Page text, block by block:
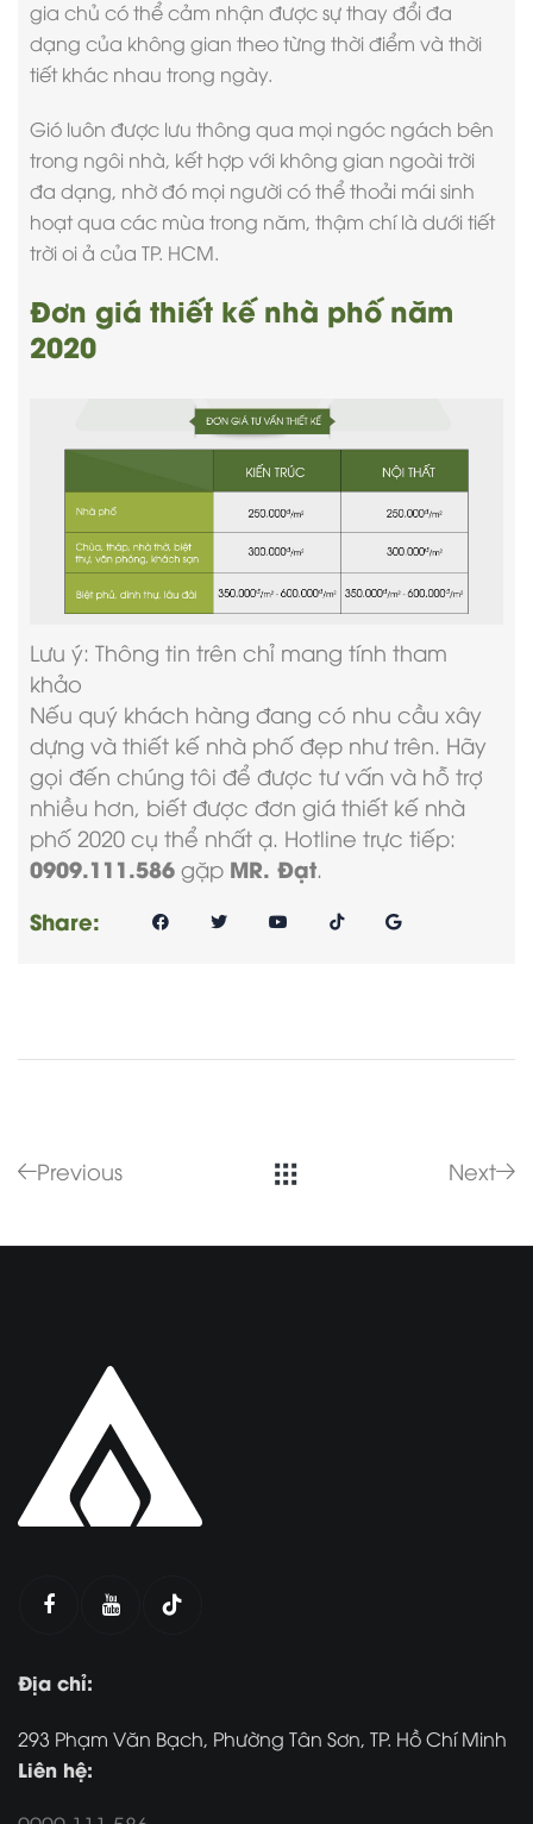
gia chủ có thể cảm nhận được sự thay đổi đa
dạng của không gian theo từng thời điểm và thời
tiết khác nhau trong ngày.
Gió luôn được lưu thông qua mọi ngóc ngách bên
trong ngôi nhà, kết hợp với không gian ngoài trời
đa dạng, nhờ đó mọi người có thể thoải mái sinh
hoạt qua các mùa trong năm, thậm chí là dưới tiết
trời oi ả của TP. HCM.
Đơn giá thiết kế nhà phố năm
2020
Lưu ý: Thông tin trên chỉ mang tính tham
khảo
Nếu quý khách hàng đang có nhu cầu xây
dựng và thiết kế nhà phố đẹp như trên. Hãy
gọi đến chúng tôi để được tư vấn và hỗ trợ
nhiều hơn, biết được đơn giá thiết kế nhà
phố 2020 cụ thể nhất ạ. Hotline trực tiếp:
0909.111.586 gặp MR. Đạt.
Share:
Previous Next
Địa chỉ:
293 Phạm Văn Bạch, Phường Tân Sơn, TP. Hồ Chí Minh
Liên hệ: